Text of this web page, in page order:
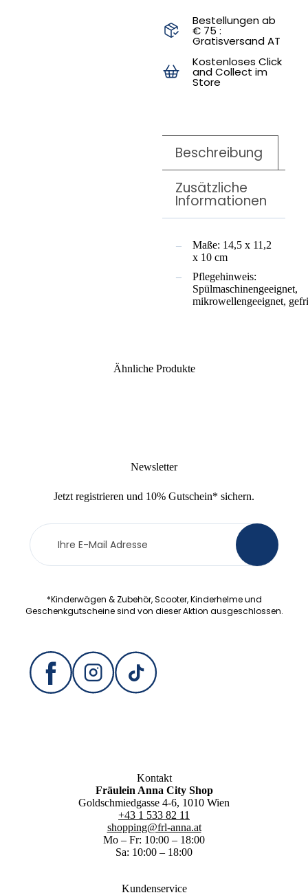
Bestellungen ab
€ 75 :
Gratisversand AT
Kostenloses Click
and Collect im
Store
Beschreibung
Zusätzliche
Informationen
Maße: 14,5 x 11,2
x 10 cm
Pflegehinweis:
Spülmaschinengeeignet,
mikrowellengeeignet,
Ähnliche Produkte
Newsletter
Jetzt registrieren und 10% Gutschein* sichern.
Newsletter
Anmeldung
*Kinderwägen & Zubehör, Scooter, Kinderhelme und
Geschenkgutscheine sind von dieser Aktion ausgeschlossen.
Kontakt
Fräulein Anna City Shop
Goldschmiedgasse 4-6, 1010 Wien
+43 1 533 82 11
shopping@frl-anna.at
Mo – Fr: 10:00 – 18:00
Sa: 10:00 – 18:00
Kundenservice